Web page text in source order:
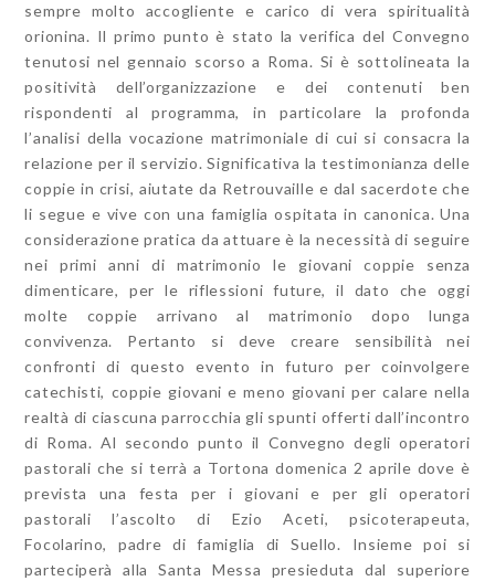
sempre molto accogliente e carico di vera spiritualità
orionina. Il primo punto è stato la verifica del Convegno
tenutosi nel gennaio scorso a Roma. Si è sottolineata la
positività dell’organizzazione e dei contenuti ben
rispondenti al programma, in particolare la profonda
l’analisi della vocazione matrimoniale di cui si consacra la
relazione per il servizio. Significativa la testimonianza delle
coppie in crisi, aiutate da Retrouvaille e dal sacerdote che
li segue e vive con una famiglia ospitata in canonica. Una
considerazione pratica da attuare è la necessità di seguire
nei primi anni di matrimonio le giovani coppie senza
dimenticare, per le riflessioni future, il dato che oggi
molte coppie arrivano al matrimonio dopo lunga
convivenza. Pertanto si deve creare sensibilità nei
confronti di questo evento in futuro per coinvolgere
catechisti, coppie giovani e meno giovani per calare nella
realtà di ciascuna parrocchia gli spunti offerti dall’incontro
di Roma. Al secondo punto il Convegno degli operatori
pastorali che si terrà a Tortona domenica 2 aprile dove è
prevista una festa per i giovani e per gli operatori
pastorali l’ascolto di Ezio Aceti, psicoterapeuta,
Focolarino, padre di famiglia di Suello. Insieme poi si
parteciperà alla Santa Messa presieduta dal superiore